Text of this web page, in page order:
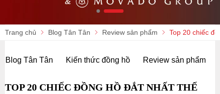
Trang chủ Blog Tân Tân Review sản phẩm Top 20 chiếc
Blog Tân Tân Kiến thức đồng hồ Review sản phẩm
TOP 20 CHIẾC ĐỒNG HỒ ĐẮT NHẤT THẾ